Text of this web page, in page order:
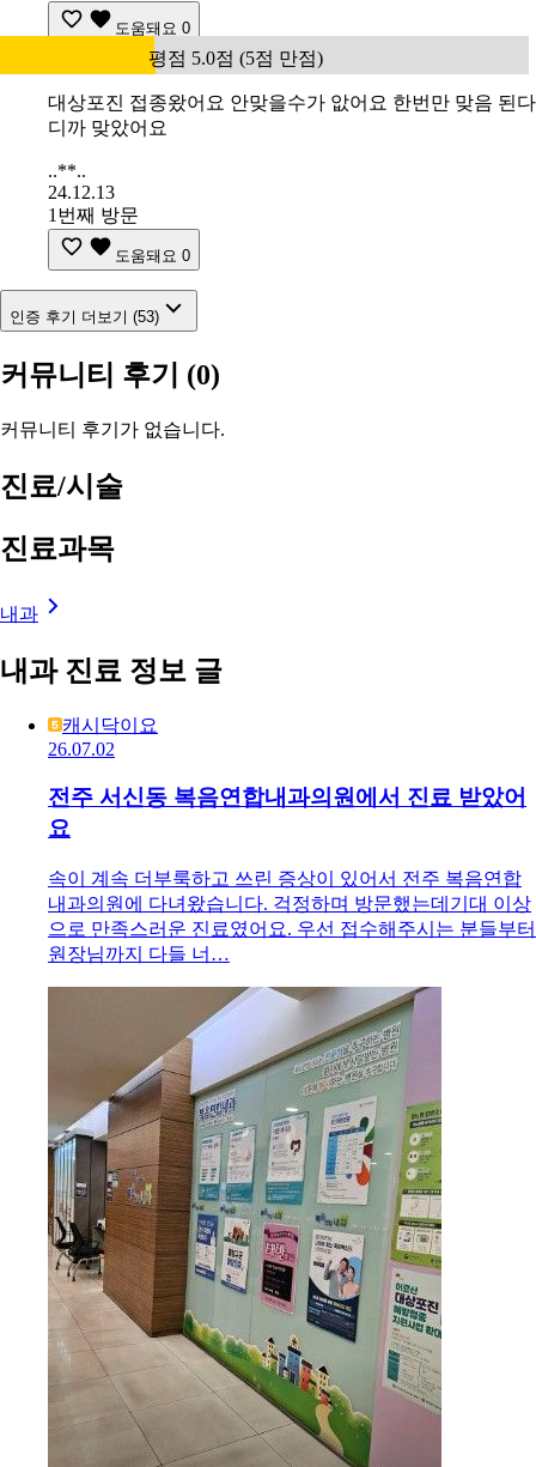
도움돼요 0
평점 5.0점 (5점 만점)
대상포진 접종왔어요 안맞을수가 앖어요 한번만 맞음 된다
디까 맞았어요
..**..
24.12.13
1번째 방문
도움돼요 0
인증 후기 더보기 (53)
커뮤니티 후기 (0)
커뮤니티 후기가 없습니다.
진료/시술
진료과목
내과
내과 진료 정보 글
캐시닥이요
26.07.02
전주 서신동 복음연합내과의원에서 진료 받았어
요
속이 계속 더부룩하고 쓰린 증상이 있어서 전주 복음연합
내과의원에 다녀왔습니다. 걱정하며 방문했는데기대 이상
으로 만족스러운 진료였어요. 우선 접수해주시는 분들부터
원장님까지 다들 너…